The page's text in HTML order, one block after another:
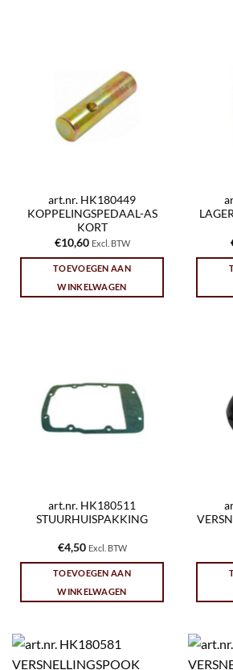
art.nr. HK180449
KOPPELINGSPEDAAL-AS
KORT
€10,60 Excl. BTW
TOEVOEGEN AAN
WINKELWAGEN
art.nr. HK180511
STUURHUISPAKKING
€4,50 Excl. BTW
TOEVOEGEN AAN
WINKELWAGEN